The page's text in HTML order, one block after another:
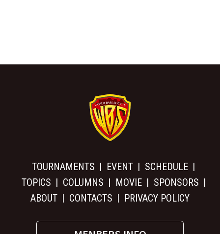
TOURNAMENTS EVENT
SCHEDULE
TOPICS
COLUMNS MOVIE
SPONSORS
ABOUT
CONTACTS PRIVACY POLICY